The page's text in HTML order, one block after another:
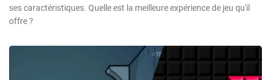
ses caractéristiques. Quelle est la meilleure expérience de jeu qu'il
offre ?